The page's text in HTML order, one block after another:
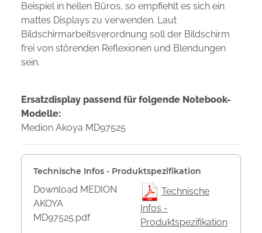
Beispiel in hellen Büros, so empfiehlt es sich ein
mattes Displays zu verwenden. Laut
Bildschirmarbeitsverordnung soll der Bildschirm
frei von störenden Reflexionen und Blendungen
sein.
Ersatzdisplay passend für folgende Notebook-
Modelle:
Medion Akoya MD97525
Technische Infos - Produktspezifikation
Download MEDION
AKOYA
MD97525.pdf
Technische
Infos -
Produktspezifikation